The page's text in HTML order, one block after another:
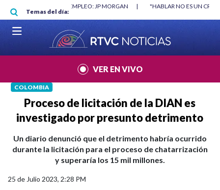
Pasar al contenido principal
Temas del día:
"HABLAR NO ES UN CRIMEN": CARTA DE BETO CORAL |
VER EN VIVO
COLOMBIA
Proceso de licitación de la DIAN es
investigado por presunto detrimento
Un diario denunció que el detrimento habría ocurrido
durante la licitación para el proceso de chatarrización
y superaría los 15 mil millones.
25 de Julio 2023, 2:28 PM